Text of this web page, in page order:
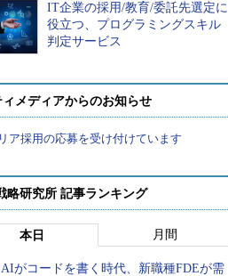
IT企業の採用/教育/委託先選定に
役立つ、プログラミングスキル
判定サービス
メディアからのお知らせ
ア採用の応募を受け付けています
略研究所 記事ランキング
本日 月間
がコードを書く時代、新職種FDEが需